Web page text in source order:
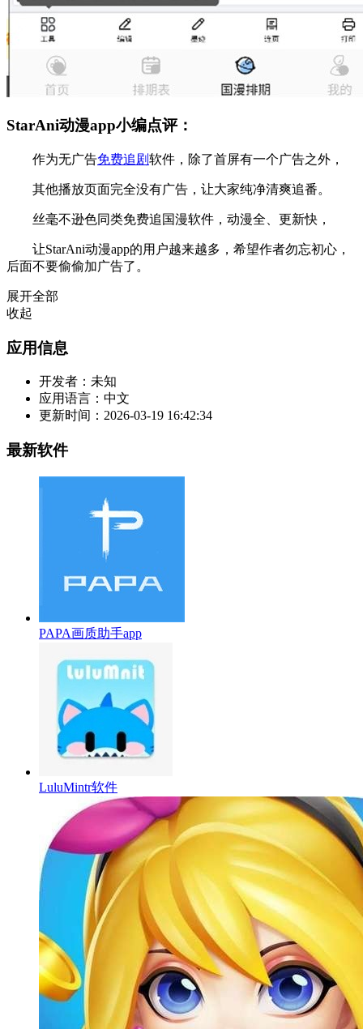
StarAni动漫app小编点评：
作为无广告免费追剧软件，除了首屏有一个广告之外，
其他播放页面完全没有广告，让大家纯净清爽追番。
丝毫不逊色同类免费追国漫软件，动漫全、更新快，
让StarAni动漫app的用户越来越多，希望作者勿忘初心，
后面不要偷偷加广告了。
展开全部
收起
应用信息
开发者： 未知
应用语言： 中文
更新时间： 2026-03-19 16:42:34
最新软件
PAPA画质助手app
LuluMintr软件